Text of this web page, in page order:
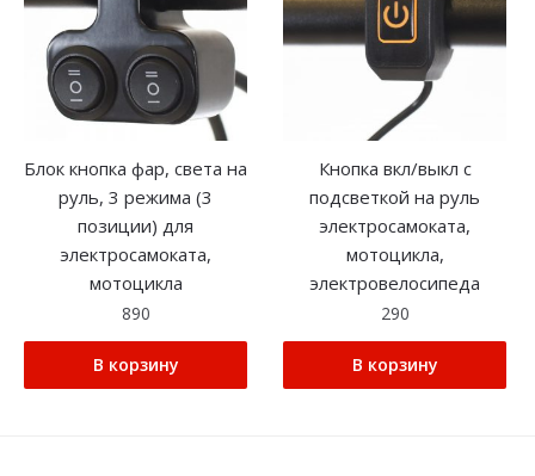
Блок кнопка фар, света на
руль, 3 режима (3
позиции) для
электросамоката,
мотоцикла
890
В корзину
Кнопка вкл/выкл с
подсветкой на руль
электросамоката,
мотоцикла,
электровелосипеда
290
В корзину